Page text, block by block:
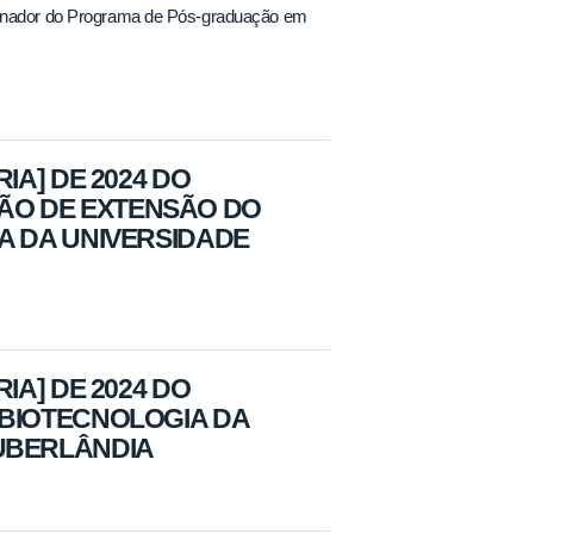
do Programa de Pós-graduação em
DE 2024 DO
DE EXTENSÃO DO
DA UNIVERSIDADE
DE 2024 DO
DA